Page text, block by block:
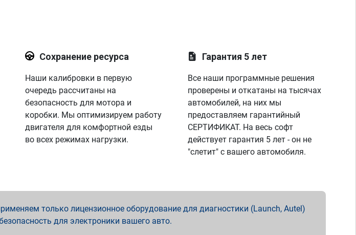
Сохранение ресурса
Наши калибровки в первую
очередь рассчитаны на
безопасность для мотора и
коробки. Мы оптимизируем работу
двигателя для комфортной езды
во всех режимах нагрузки.
Гарантия 5 лет
Все наши программные решения
проверены и откатаны на тысячах
автомобилей, на них мы
предоставляем гарантийный
СЕРТИФИКАТ. На весь софт
действует гарантия 5 лет - он не
"слетит" с вашего автомобиля.
только лицензионное оборудование для диагностики (Launch, Autel)
для электроники вашего авто.